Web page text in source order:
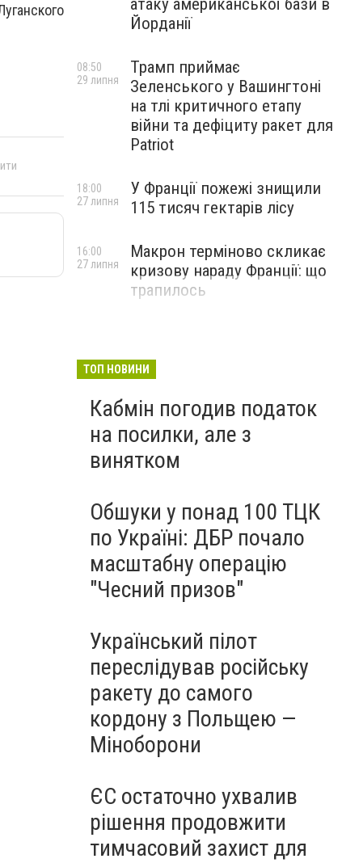
атаку американської бази в
Йорданії
Трамп приймає
Зеленського у Вашингтоні
на тлі критичного етапу
війни та дефіциту ракет для
Patriot
08:50
29 липня
У Франції пожежі знищили
115 тисяч гектарів лісу
18:00
27 липня
Макрон терміново скликає
кризову нараду Франції: що
трапилось
16:00
27 липня
ТОП НОВИНИ
Кабмін погодив податок
на посилки, але з
винятком
Обшуки у понад 100 ТЦК
по Україні: ДБР почало
масштабну операцію
"Чесний призов"
Український пілот
переслідував російську
ракету до самого
кордону з Польщею —
Міноборони
ЄС остаточно ухвалив
рішення продовжити
тимчасовий захист для